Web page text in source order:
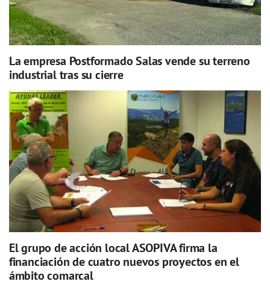
La empresa Postformado Salas vende su terreno
industrial tras su cierre
El grupo de acción local ASOPIVA firma la
financiación de cuatro nuevos proyectos en el
ámbito comarcal